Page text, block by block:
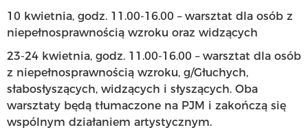
10 kwietnia, godz. 11.00-16.00 – warsztat dla osób z
niepełnosprawnością wzroku oraz widzących
23-24 kwietnia, godz. 11.00-16.00 – warsztat dla osób
z niepełnosprawnością wzroku, g/Głuchych,
słabosłyszących, widzących i słyszących. Oba
warsztaty będą tłumaczone na PJM i zakończą się
wspólnym działaniem artystycznym.